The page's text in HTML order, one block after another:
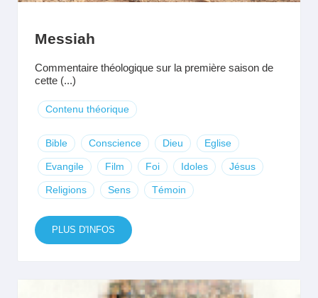
Messiah
Commentaire théologique sur la première saison de
cette (...)
Contenu théorique
Bible Conscience Dieu Eglise
Evangile Film Foi Idoles Jésus
Religions Sens Témoin
PLUS D'INFOS